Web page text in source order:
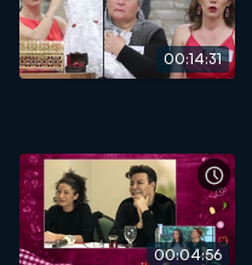
00:14:31
00:04:56